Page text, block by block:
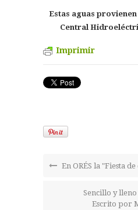
Estas aguas
Central
Imprimir
En ORÉS la "Fiesta
Sencillo y
Escrito por